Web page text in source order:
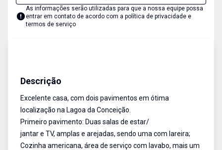
As informações serão utilizadas para que a nossa equipe possa
entrar em contato de acordo com a política de privacidade e
termos de serviço
Descrição
Excelente casa, com dois pavimentos em ótima
localização na Lagoa da Conceição.
Primeiro pavimento: Duas salas de estar/
jantar e TV, amplas e arejadas, sendo uma com lareira;
Cozinha americana, área de serviço com lavabo, mais um